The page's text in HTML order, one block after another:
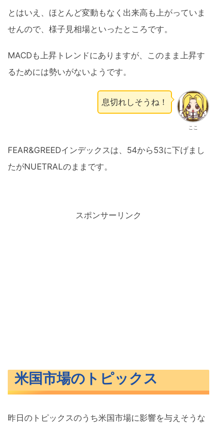
とはいえ、ほとんど変動もなく出来高も上がっていま
せんので、様子見相場といったところです。
MACDも上昇トレンドにありますが、このまま上昇す
るためには勢いがないようです。
ここ
息切れしそうね！
FEAR&GREEDインデックスは、54から53に下げまし
たがNUETRALのままです。
スポンサーリンク
米国市場のトピックス
昨日のトピックスのうち米国市場に影響を与えそうな